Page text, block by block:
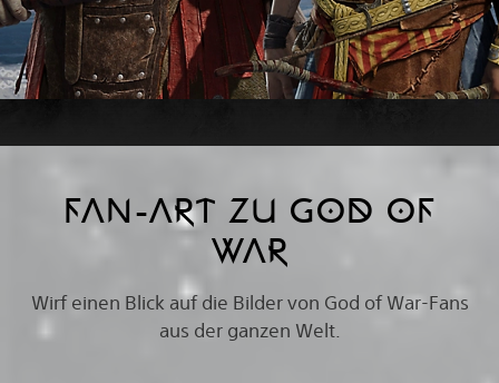
FAN-ART ZU GOD OF
WAR
Wirf einen Blick auf die Bilder von God of War-Fans
aus der ganzen Welt.